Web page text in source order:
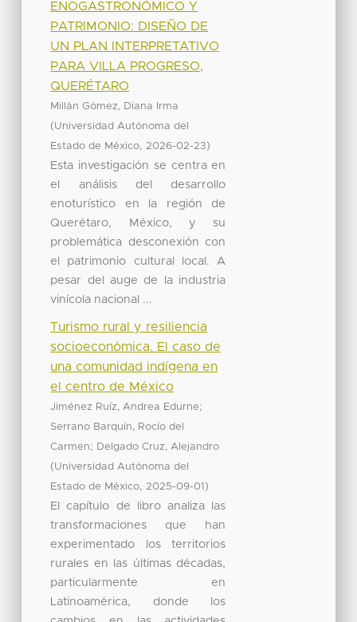
ENOGASTRONÓMICO Y
PATRIMONIO: DISEÑO DE
UN PLAN INTERPRETATIVO
PARA VILLA PROGRESO,
QUERÉTARO
Millán Gómez, Diana Irma
(Universidad Autónoma del
Estado de México, 2026-02-23)
Esta investigación se centra en
el análisis del desarrollo
enoturístico en la región de
Querétaro, México, y su
problemática desconexión con
el patrimonio cultural local. A
pesar del auge de la industria
vinícola nacional ...
Turismo rural y resiliencia
socioeconómica. El caso de
una comunidad indígena en
el centro de México
Jiménez Ruíz, Andrea Edurne;
Serrano Barquín, Rocío del
Carmen; Delgado Cruz, Alejandro
(Universidad Autónoma del
Estado de México, 2025-09-01 )
El capítulo de libro analiza las
transformaciones que han
experimentado los territorios
rurales en las últimas décadas,
particularmente en
Latinoamérica, donde los